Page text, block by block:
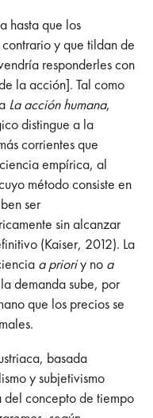
hasta que los
y que tildan de
responderles con
la acción]. Tal como
La acción humana,
distingue a la
corrientes que
empírica, al
método consiste en
ser
sin alcanzar
(Kaiser, 2012). La
a prioriy no a
demanda sube, por
que los precios se
basada
y subjetivismo
concepto de tiempo